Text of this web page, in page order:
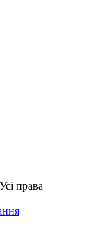
Усі права